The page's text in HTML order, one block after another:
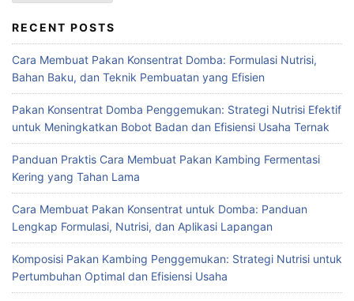
RECENT POSTS
Cara Membuat Pakan Konsentrat Domba: Formulasi Nutrisi,
Bahan Baku, dan Teknik Pembuatan yang Efisien
Pakan Konsentrat Domba Penggemukan: Strategi Nutrisi Efektif
untuk Meningkatkan Bobot Badan dan Efisiensi Usaha Ternak
Panduan Praktis Cara Membuat Pakan Kambing Fermentasi
Kering yang Tahan Lama
Cara Membuat Pakan Konsentrat untuk Domba: Panduan
Lengkap Formulasi, Nutrisi, dan Aplikasi Lapangan
Komposisi Pakan Kambing Penggemukan: Strategi Nutrisi untuk
Pertumbuhan Optimal dan Efisiensi Usaha